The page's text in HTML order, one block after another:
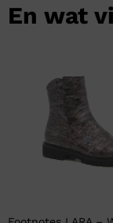
En wat